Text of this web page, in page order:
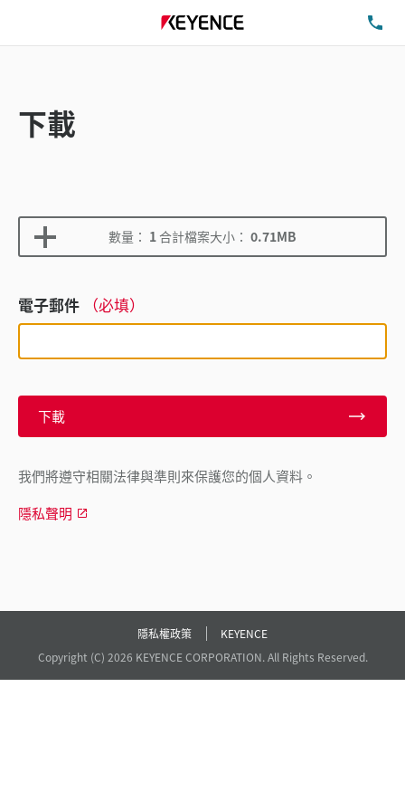
下載
數量： 1合計檔案大小： 0.71MB
電子郵件 （必填）
下載
我們將遵守相關法律與準則來保護您的個人資料。
隱私聲明
隱私權政策
KEYENCE
Copyright (C) 2026 KEYENCE CORPORATION. All Rights Reserved.